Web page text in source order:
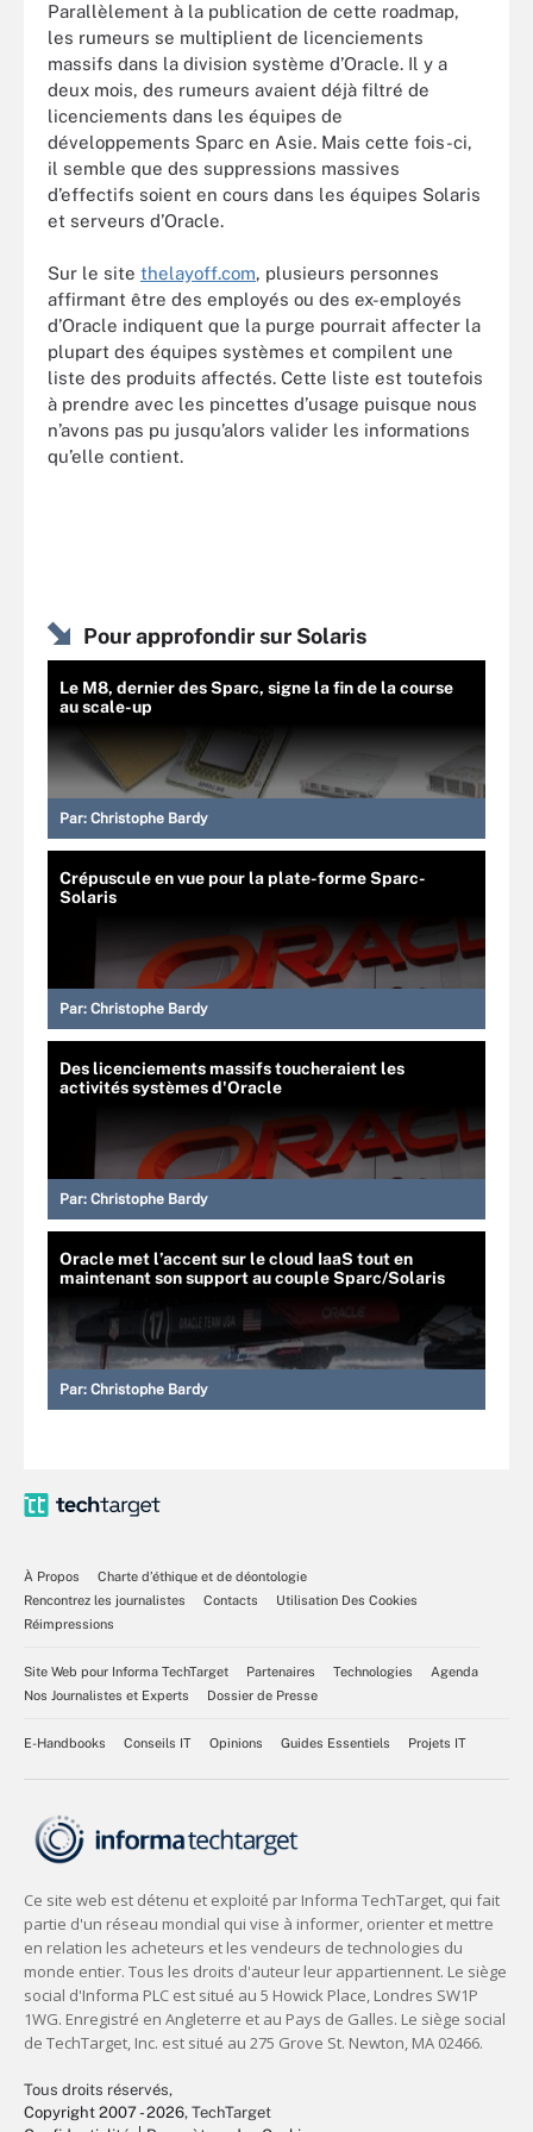
Parallèlement à la publication de cette roadmap,
les rumeurs se multiplient de licenciements
massifs dans la division système d’Oracle. Il y a
deux mois, des rumeurs avaient déjà filtré de
licenciements dans les équipes de
développements Sparc en Asie. Mais cette fois-ci,
il semble que des suppressions massives
d’effectifs soient en cours dans les équipes Solaris
et serveurs d’Oracle.
Sur le site thelayoff.com, plusieurs personnes
affirmant être des employés ou des ex-employés
d’Oracle indiquent que la purge pourrait affecter la
plupart des équipes systèmes et compilent une
liste des produits affectés. Cette liste est toutefois
à prendre avec les pincettes d’usage puisque nous
n’avons pas pu jusqu’alors valider les informations
qu’elle contient.
Pour approfondir sur Solaris
Le M8, dernier des Sparc, signe la fin de la course
au scale-up
Par: Christophe Bardy
Crépuscule en vue pour la plate-forme Sparc-
Solaris
Par: Christophe Bardy
Des licenciements massifs toucheraient les
activités systèmes d'Oracle
Par: Christophe Bardy
Oracle met l’accent sur le cloud IaaS tout en
maintenant son support au couple Sparc/Solaris
Par: Christophe Bardy
À Propos
Charte d’éthique et de déontologie
Rencontrez les journalistes
Contacts
Utilisation Des Cookies
Réimpressions
Site Web pour Informa TechTarget Partenaires Technologies
Agenda
Nos Journalistes et Experts
Dossier de Presse
E-Handbooks Conseils IT Opinions Guides Essentiels Projets IT
Tous droits réservés,
Copyright 2007 - 2026, TechTarget